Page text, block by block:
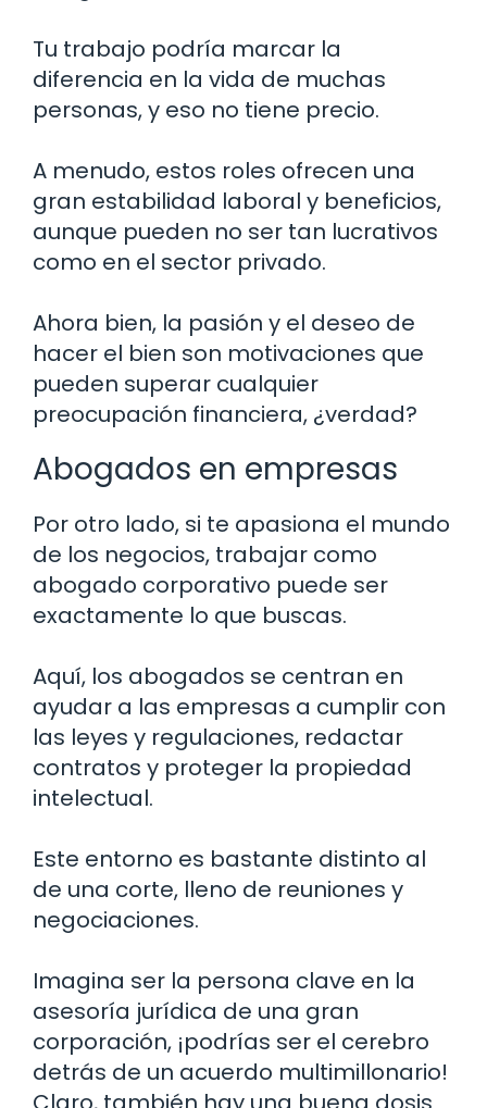
Tu trabajo podría marcar la
diferencia en la vida de muchas
personas, y eso no tiene precio.
A menudo, estos roles ofrecen una
gran estabilidad laboral y beneficios,
aunque pueden no ser tan lucrativos
como en el sector privado.
Ahora bien, la pasión y el deseo de
hacer el bien son motivaciones que
pueden superar cualquier
preocupación financiera, ¿verdad?
Abogados en empresas
Por otro lado, si te apasiona el mundo
de los negocios, trabajar como
abogado corporativo puede ser
exactamente lo que buscas.
Aquí, los abogados se centran en
ayudar a las empresas a cumplir con
las leyes y regulaciones, redactar
contratos y proteger la propiedad
intelectual.
Este entorno es bastante distinto al
de una corte, lleno de reuniones y
negociaciones.
Imagina ser la persona clave en la
asesoría jurídica de una gran
corporación, ¡podrías ser el cerebro
detrás de un acuerdo multimillonario!